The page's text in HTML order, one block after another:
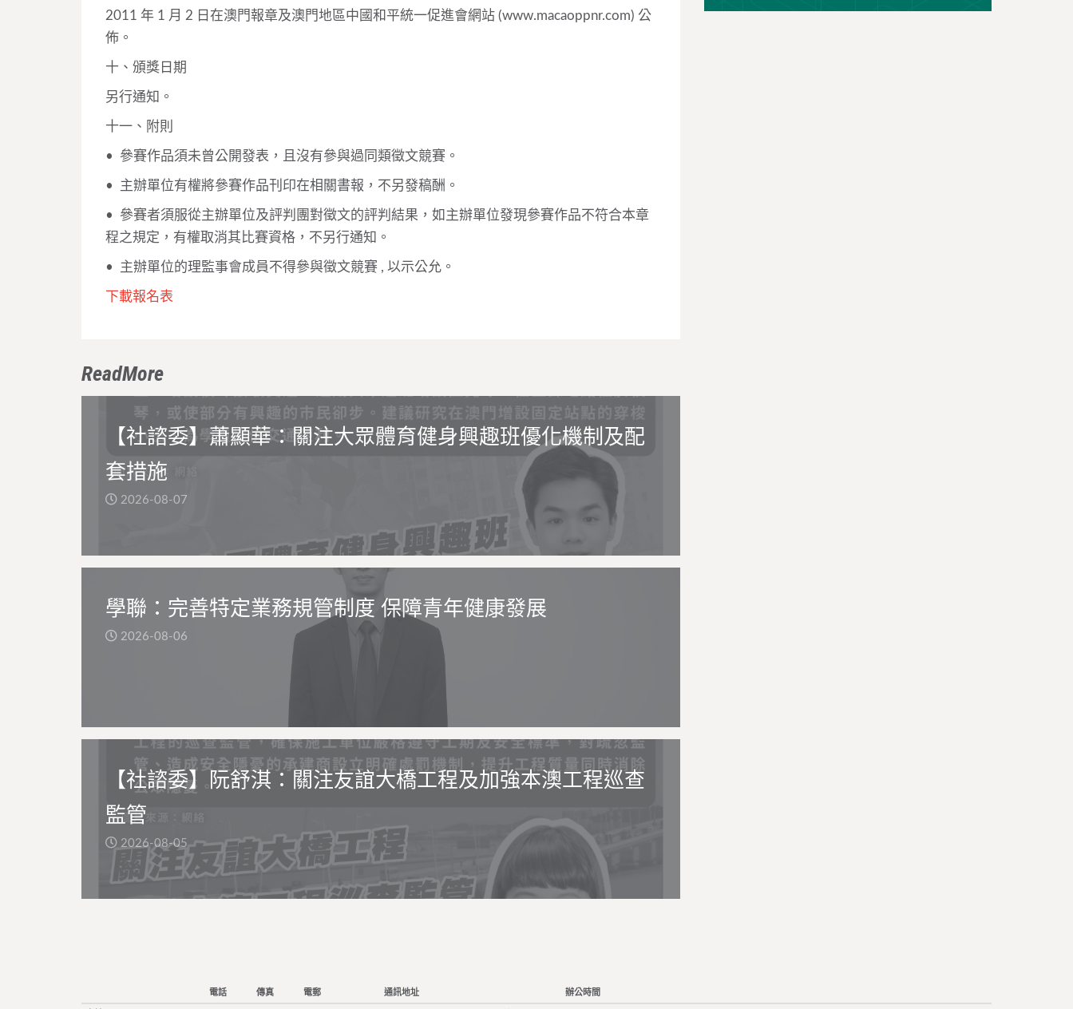
2011 年 1 月 2 日在澳門報章及澳門地區中國和平統一促進會網站 (www.macaoppnr.com) 公
佈。
十、頒獎日期
另行通知。
十一、附則
• 參賽作品須未曾公開發表，且沒有參與過同類徵文競賽。
• 主辦單位有權將參賽作品刊印在相關書報，不另發稿酬。
• 參賽者須服從主辦單位及評判團對徵文的評判結果，如主辦單位發現參賽作品不符合本章
程之規定，有權取消其比賽資格，不另行通知。
• 主辦單位的理監事會成員不得參與徵文競賽 , 以示公允。
下載報名表
ReadMore
【社諮委】蕭顯華：關注大眾體育健身興趣班優化機制及配
套措施
2026-08-07
學聯：完善特定業務規管制度 保障青年健康發展
2026-08-06
【社諮委】阮舒淇：關注友誼大橋工程及加強本澳工程巡查
監管
2026-08-05
電話 傳真 電郵 通訊地址 辦公時間